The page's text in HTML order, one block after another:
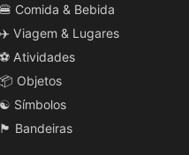
🍔 Comida & Bebida
✈️ Viagem & Lugares
⚽ Atividades
📦 Objetos
☯️ Símbolos
🏴 Bandeiras